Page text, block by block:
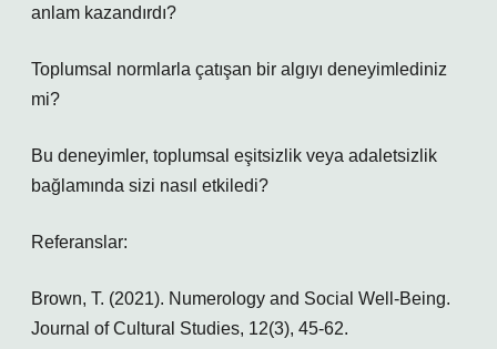
anlam kazandırdı?
Toplumsal normlarla çatışan bir algıyı deneyimlediniz
mi?
Bu deneyimler, toplumsal eşitsizlik veya adaletsizlik
bağlamında sizi nasıl etkiledi?
Referanslar:
Brown, T. (2021). Numerology and Social Well-Being.
Journal of Cultural Studies, 12(3), 45-62.